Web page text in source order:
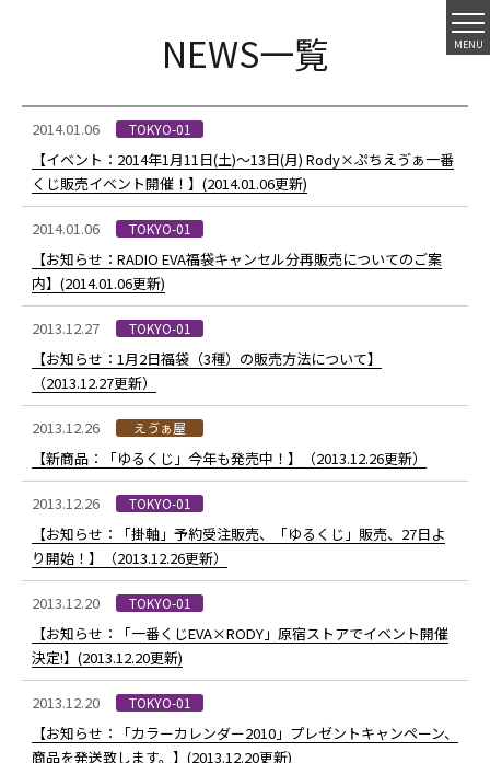
MENU
NEWS一覧
2014.01.06 TOKYO-01
【イベント：2014年1月11日(土)～13日(月) Rody×ぷちえゔぁ一番
くじ販売イベント開催！】(2014.01.06更新)
2014.01.06 TOKYO-01
【お知らせ：RADIO EVA福袋キャンセル分再販売についてのご案
内】(2014.01.06更新)
2013.12.27 TOKYO-01
【お知らせ：1月2日福袋（3種）の販売方法について】
（2013.12.27更新）
2013.12.26 えゔぁ屋
【新商品：「ゆるくじ」今年も発売中！】（2013.12.26更新）
2013.12.26 TOKYO-01
【お知らせ：「掛軸」予約受注販売、「ゆるくじ」販売、27日よ
り開始！】（2013.12.26更新）
2013.12.20 TOKYO-01
【お知らせ：「一番くじEVA×RODY」原宿ストアでイベント開催
決定!】(2013.12.20更新)
2013.12.20 TOKYO-01
【お知らせ：「カラーカレンダー2010」プレゼントキャンペーン、
商品を発送致します。】(2013.12.20更新)